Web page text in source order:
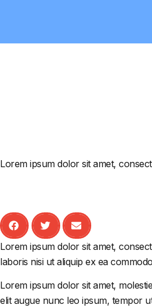
Lorem ipsum dolor sit amet,
Lorem ipsum dolor sit amet,
laboris nisi ut aliquip ex ea
Lorem ipsum dolor sit amet,
elit augue nunc leo ipsum, tempor